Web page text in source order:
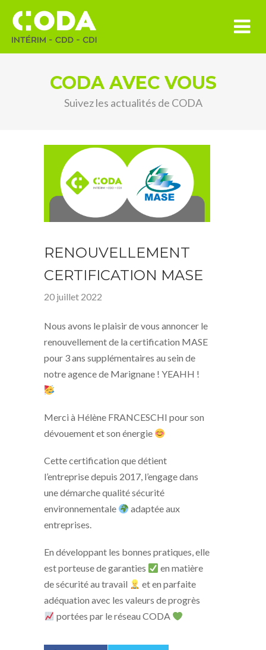
CODA AVEC VOUS
Suivez les actualités de CODA
RENOUVELLEMENT
CERTIFICATION MASE
20 juillet 2022
Nous avons le plaisir de vous annoncer le
renouvellement de la certification MASE
pour 3 ans supplémentaires au sein de
notre agence de Marignane ! YEAHH !
Merci à Hélène FRANCESCHI pour son
dévouement et son énergie
Cette certification que détient
l’entreprise depuis 2017, l’engage dans
une démarche qualité sécurité
environnementale
adaptée aux
entreprises.
En développant les bonnes pratiques, elle
est porteuse de garanties
en matière
de sécurité au travail
et en parfaite
adéquation avec les valeurs de progrès
portées par le réseau CODA